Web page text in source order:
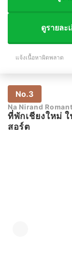
ดูรายละ
แจ้งเนื้อหาผิดพลาด
No.3
Na Nirand
ที่พักเชียงใหม่
สอร์ต